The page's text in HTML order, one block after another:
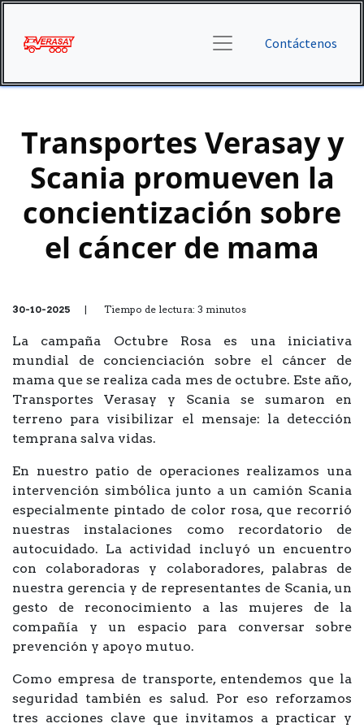
Contáctenos
Transportes Verasay y
Scania promueven la
concientización sobre
el cáncer de mama
30-10-2025 | Tiempo de lectura: 3 minutos
La campaña Octubre Rosa es una iniciativa
mundial de concienciación sobre el cáncer de
mama que se realiza cada mes de octubre. Este año,
Transportes Verasay y Scania se sumaron en
terreno para visibilizar el mensaje: la detección
temprana salva vidas.
En nuestro patio de operaciones realizamos una
intervención simbólica junto a un camión Scania
especialmente pintado de color rosa, que recorrió
nuestras instalaciones como recordatorio de
autocuidado. La actividad incluyó un encuentro
con colaboradoras y colaboradores, palabras de
nuestra gerencia y de representantes de Scania, un
gesto de reconocimiento a las mujeres de la
compañía y un espacio para conversar sobre
prevención y apoyo mutuo.
Como empresa de transporte, entendemos que la
seguridad también es salud. Por eso reforzamos
tres acciones clave que invitamos a practicar y